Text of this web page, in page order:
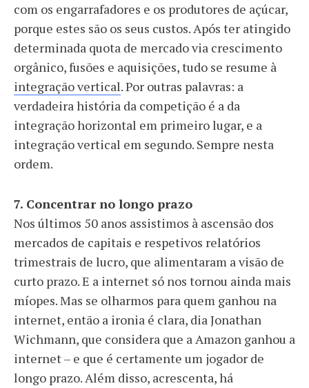
com os engarrafadores e os produtores de açúcar,
porque estes são os seus custos. Após ter atingido
determinada quota de mercado via crescimento
orgânico, fusões e aquisições, tudo se resume à
integração vertical. Por outras palavras: a
verdadeira história da competição é a da
integração horizontal em primeiro lugar, e a
integração vertical em segundo. Sempre nesta
ordem.
7. Concentrar no longo prazo
Nos últimos 50 anos assistimos à ascensão dos
mercados de capitais e respetivos relatórios
trimestrais de lucro, que alimentaram a visão de
curto prazo. E a internet só nos tornou ainda mais
míopes. Mas se olharmos para quem ganhou na
internet, então a ironia é clara, dia Jonathan
Wichmann, que considera que a Amazon ganhou a
internet – e que é certamente um jogador de
longo prazo. Além disso, acrescenta, há